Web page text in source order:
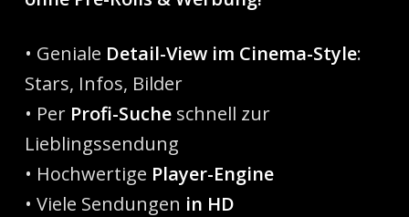
• Geniale Detail-View im Cinema-Style:
Stars, Infos, Bilder
• Per Profi-Sucheschnell zur
Lieblingssendung
• Hochwertige Player-Engine
• Viele Sendungen in HD